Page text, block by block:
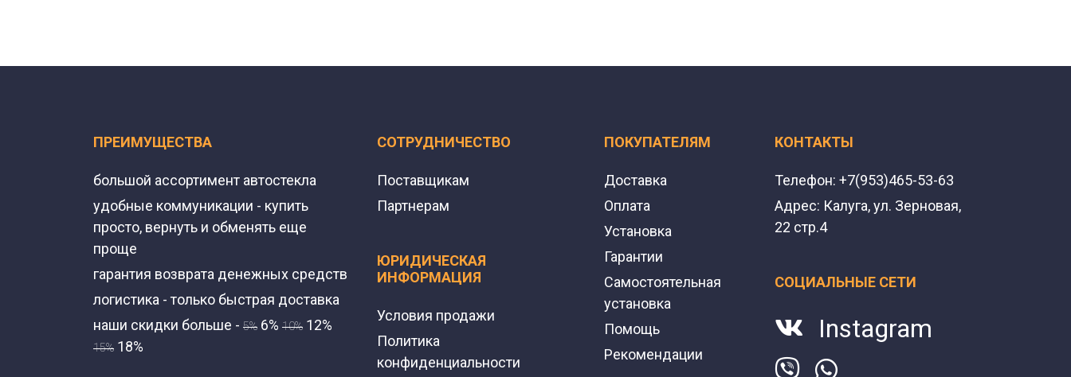
ПРЕИМУЩЕСТВА
большой ассортимент автостекла
удобные коммуникации - купить
просто, вернуть и обменять еще
проще
гарантия возврата денежных средств
логистика - только быстрая доставка
наши скидки больше - 5% 6% 10% 12%
15% 18%
СОТРУДНИЧЕСТВО
Поставщикам
Партнерам
ЮРИДИЧЕСКАЯ
ИНФОРМАЦИЯ
Условия продажи
Политика
конфиденциальности
ПОКУПАТЕЛЯМ
Доставка
Оплата
Установка
Гарантии
Самостоятельная
установка
Помощь
Рекомендации
КОНТАКТЫ
Телефон: +7(953)465-53-63
Адрес: Калуга, ул. Зерновая,
22 стр.4
СОЦИАЛЬНЫЕ СЕТИ
Instagram